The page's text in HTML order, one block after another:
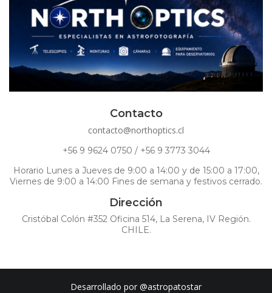
Contacto
contacto@northoptics.cl
+56 9 9624 0750 / +56 9 3773 3044
Horario Lunes a Jueves de 9:00 a 14:00 y de 15:00 a 17:00,
Viernes de 9:00 a 14:00 Fines de semana y festivos cerrado.
Dirección
Cristóbal Colón #352 Oficina 514, La Serena, IV Región.
CHILE.
Desarrollado por @astropatostar